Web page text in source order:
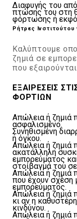
Διαφυγής του
πτώσης του στη
φόρτωσης ή
Ρήτρες
Καλύπτουμε
ζημιά σε
που
ΕΞΑΙΡΕΣΕΙΣ
ΦΟΡΤΙΩΝ
Απώλεια ή ζημιά
ασφαλισμένο.
Συνηθισμένη
ή όγκου.
Απώλεια ή ζημιά
ακατάλληλη
εμπορεύματος
στοίβαγμά του
Απώλεια ή ζημιά
που έχουν σχέση
εμπορεύματος.
Απώλεια ή ζημιά
κι αν η
κινδύνου.
Απώλεια ή ζημιά